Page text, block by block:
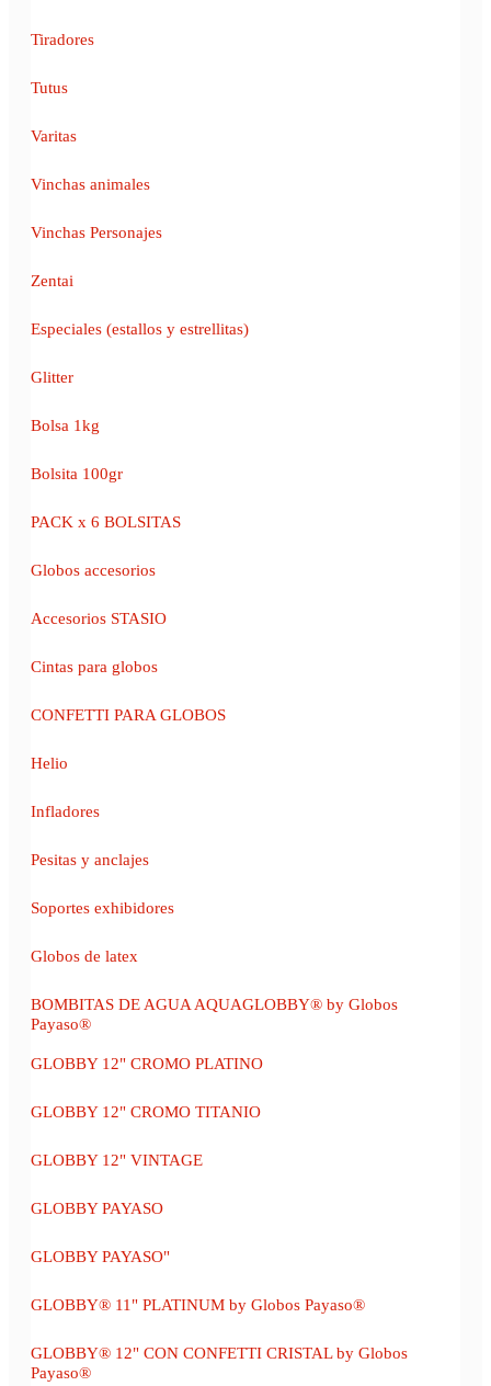
Tiradores
Tutus
Varitas
Vinchas animales
Vinchas Personajes
Zentai
Especiales (estallos y estrellitas)
Glitter
Bolsa 1kg
Bolsita 100gr
PACK x 6 BOLSITAS
Globos accesorios
Accesorios STASIO
Cintas para globos
CONFETTI PARA GLOBOS
Helio
Infladores
Pesitas y anclajes
Soportes exhibidores
Globos de latex
BOMBITAS DE AGUA AQUAGLOBBY® by Globos
Payaso®
GLOBBY 12" CROMO PLATINO
GLOBBY 12" CROMO TITANIO
GLOBBY 12" VINTAGE
GLOBBY PAYASO
GLOBBY PAYASO"
GLOBBY® 11" PLATINUM by Globos Payaso®
GLOBBY® 12" CON CONFETTI CRISTAL by Globos
Payaso®